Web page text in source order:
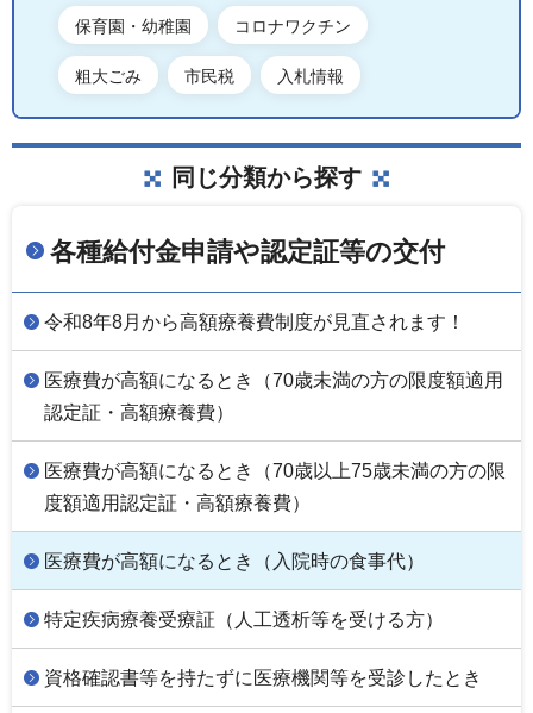
保育園・幼稚園 コロナワクチン
粗大ごみ 市民税 入札情報
同じ分類から探す
各種給付金申請や認定証等の交付
令和8年8月から高額療養費制度が見直されます！
医療費が高額になるとき（70歳未満の方の限度額適用
認定証・高額療養費）
医療費が高額になるとき（70歳以上75歳未満の方の限
度額適用認定証・高額療養費）
医療費が高額になるとき（入院時の食事代）
特定疾病療養受療証（人工透析等を受ける方）
資格確認書等を持たずに医療機関等を受診したとき